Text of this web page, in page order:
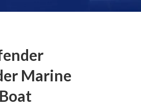
Marine